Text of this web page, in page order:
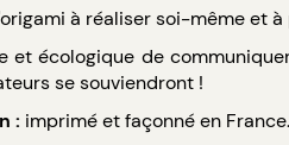
à réaliser soi-même et à
et écologique de
se souviendront !
: imprimé et façonné en France.